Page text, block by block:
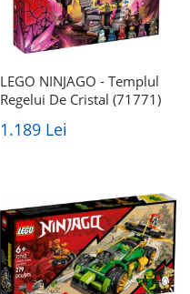
LEGO NINJAGO - Templul
Regelui De Cristal (71771)
1.189 Lei